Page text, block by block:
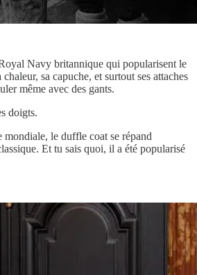
Navy britannique qui popularisent le
sa capuche, et surtout ses attaches
même avec des gants.
doigts.
mondiale, le duffle coat se répand
Et tu sais quoi, il a été popularisé